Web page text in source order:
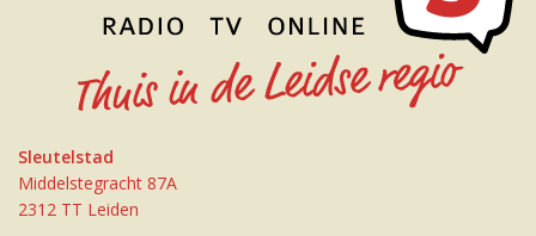
Sleutelstad
Middelstegracht 87A
2312 TT Leiden